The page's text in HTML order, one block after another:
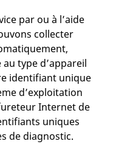
par ou à l’aide
collecter
type d’appareil
identifiant unique
d’exploitation
Internet de
uniques
de diagnostic.